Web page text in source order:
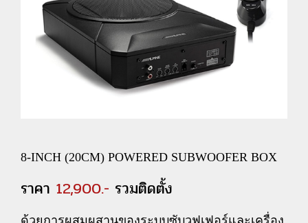
8-INCH (20CM) POWERED SUBWOOFER BOX
ราคา 12,900.- รวมติดตั้ง